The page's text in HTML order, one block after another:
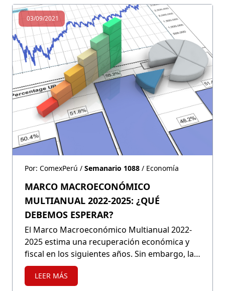
03/09/2021
Por: ComexPerú / Semanario 1088 / Economía
MARCO MACROECONÓMICO
MULTIANUAL 2022-2025: ¿QUÉ
DEBEMOS ESPERAR?
El Marco Macroeconómico Multianual 2022-
2025 estima una recuperación económica y
fiscal en los siguientes años. Sin embargo, la
incertidumbre generada por el ruido político
tendría efectos negativos sobre el
LEER MÁS